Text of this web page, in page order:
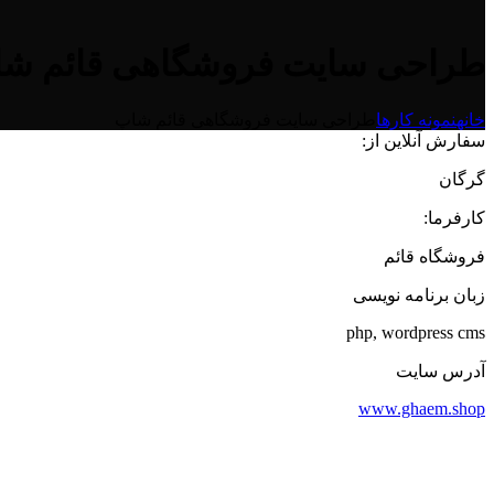
خانهنمونه کارها
سفارش آنلاین از:
گرگان
کارفرما:
فروشگاه قائم
زبان برنامه نویسی
php, wordpress cms
آدرس سایت
www.ghaem.shop